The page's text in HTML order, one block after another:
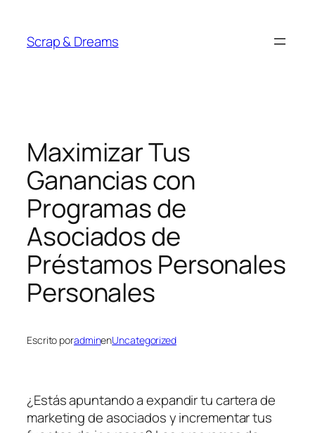
contenido
Scrap & Dreams
Maximizar Tus
Ganancias con
Programas de
Asociados de
Préstamos Personales
Personales
Escrito poradminenUncategorized
¿Estás apuntando a expandir tu cartera de
marketing de asociados y incrementar tus